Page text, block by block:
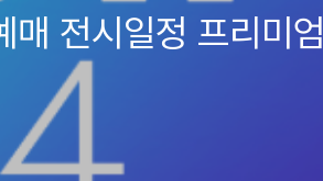
전시일정 프리미